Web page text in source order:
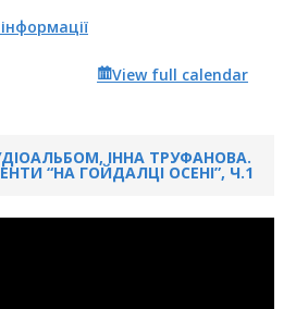
View full calendar
ІННА ТРУФАНОВА.
“НА ГОЙДАЛЦІ ОСЕНІ”, Ч.1